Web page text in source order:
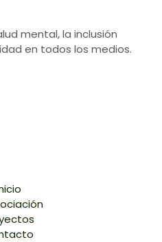
mental, la inclusión
en todos los medios.